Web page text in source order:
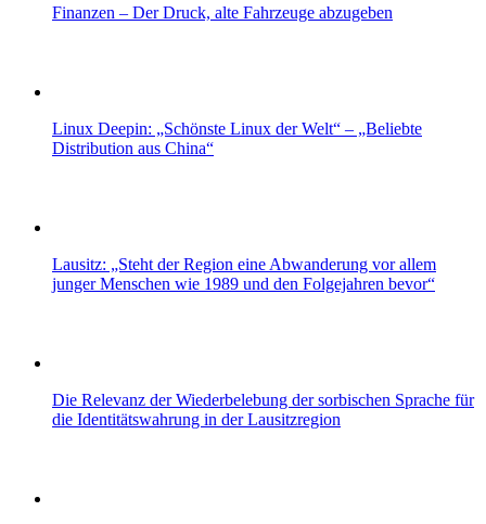
Finanzen – Der Druck, alte Fahrzeuge abzugeben
Linux Deepin: „Schönste Linux der Welt“ – „Beliebte
Distribution aus China“
Lausitz: „Steht der Region eine Abwanderung vor allem
junger Menschen wie 1989 und den Folgejahren bevor“
Die Relevanz der Wiederbelebung der sorbischen Sprache für
die Identitätswahrung in der Lausitzregion